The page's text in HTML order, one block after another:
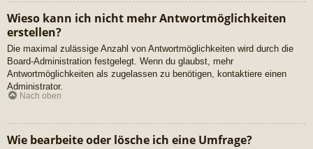
Wieso kann ich nicht mehr Antwortmöglichkeiten
erstellen?
Die maximal zulässige Anzahl von Antwortmöglichkeiten wird durch die
Board-Administration festgelegt. Wenn du glaubst, mehr
Antwortmöglichkeiten als zugelassen zu benötigen, kontaktiere einen
Administrator.
Nach oben
Wie bearbeite oder lösche ich eine Umfrage?